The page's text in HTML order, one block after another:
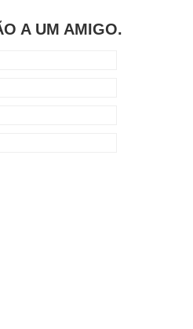
A UM AMIGO.